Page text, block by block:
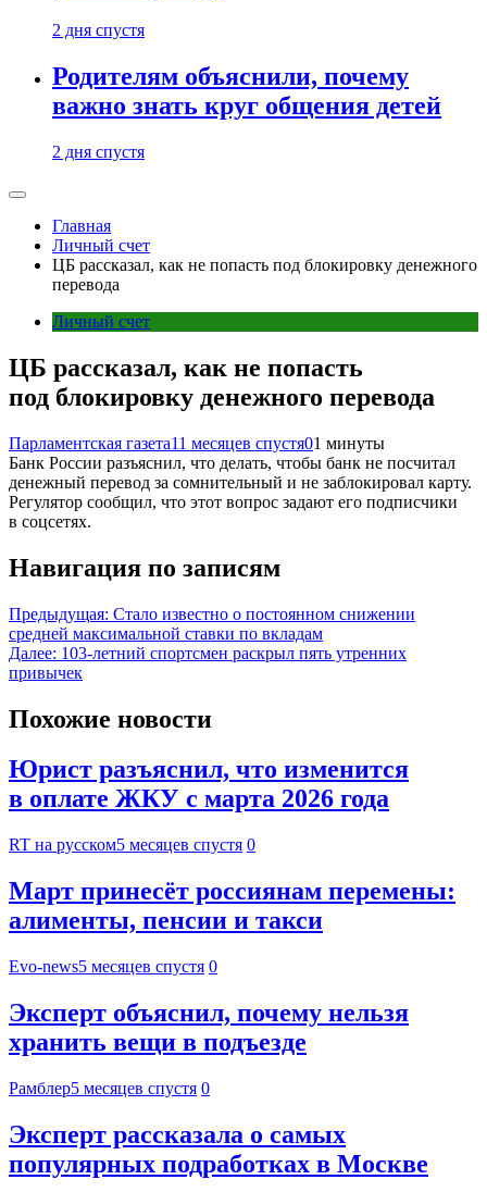
2 дня спустя
Родителям объяснили, почему
важно знать круг общения детей
2 дня спустя
Главная
Личный счет
ЦБ рассказал, как не попасть под блокировку денежного
перевода
Личный счет
ЦБ рассказал, как не попасть
под блокировку денежного перевода
Парламентская газета11 месяцев спустя01 минуты
Банк России разъяснил, что делать, чтобы банк не посчитал
денежный перевод за сомнительный и не заблокировал карту.
Регулятор сообщил, что этот вопрос задают его подписчики
в соцсетях.
Навигация по записям
Предыдущая: Стало известно о постоянном снижении
средней максимальной ставки по вкладам
Далее: 103-летний спортсмен раскрыл пять утренних
привычек
Похожие новости
Юрист разъяснил, что изменится
в оплате ЖКУ с марта 2026 года
RT на русском5 месяцев спустя 0
Март принесёт россиянам перемены:
алименты, пенсии и такси
Evo-news5 месяцев спустя 0
Эксперт объяснил, почему нельзя
хранить вещи в подъезде
Рамблер5 месяцев спустя 0
Эксперт рассказала о самых
популярных подработках в Москве